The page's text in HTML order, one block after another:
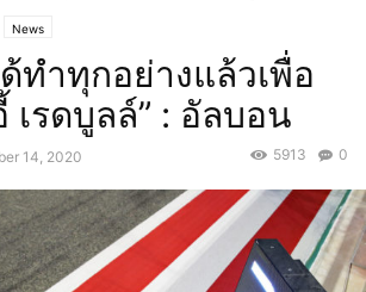
News
ทำทุกอย่างแล้วเพื่อ
เรดบูลล์” : อัลบอน
14, 2020 0
5913